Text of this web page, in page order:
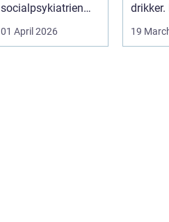
socialpsykiatrien
pludselig ændrer
sig, kan...
01 April 2026
drikker.
også
19